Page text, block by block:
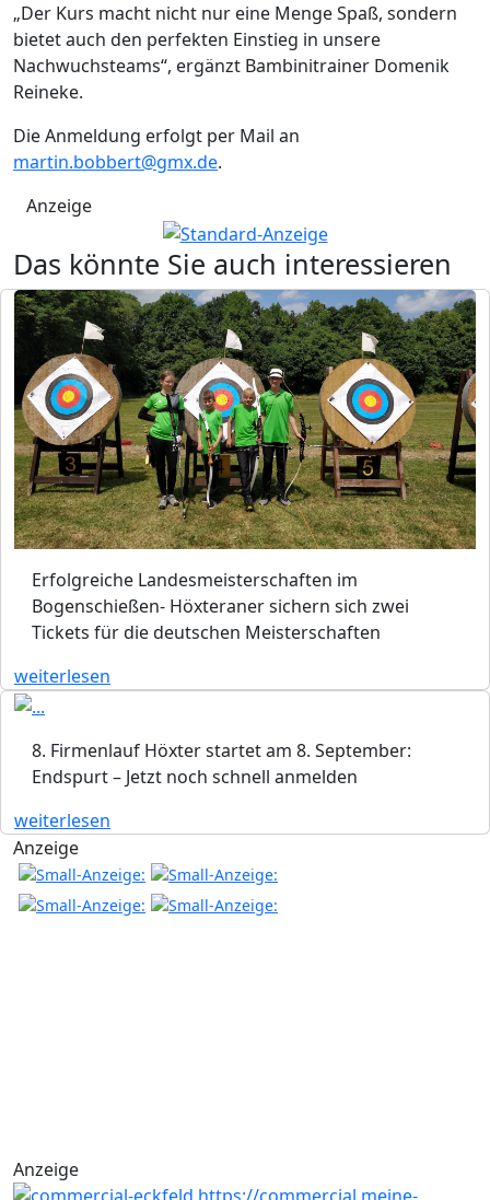
„Der Kurs macht nicht nur eine Menge Spaß, sondern
bietet auch den perfekten Einstieg in unsere
Nachwuchsteams“, ergänzt Bambinitrainer Domenik
Reineke.
Die Anmeldung erfolgt per Mail an
martin.bobbert@gmx.de.
Anzeige
Das könnte Sie auch interessieren
Erfolgreiche Landesmeisterschaften im
Bogenschießen- Höxteraner sichern sich zwei
Tickets für die deutschen Meisterschaften
weiterlesen
8. Firmenlauf Höxter startet am 8. September:
Endspurt – Jetzt noch schnell anmelden
weiterlesen
Anzeige
Anzeige